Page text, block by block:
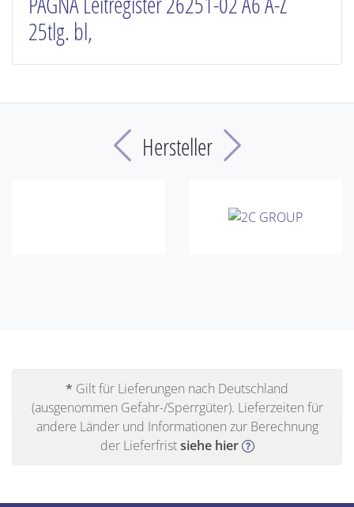
25tlg. bl,
Previous
Hersteller
* Gilt für Lieferungen nach Deutschland
(ausgenommen Gefahr-/Sperrgüter). Lieferzeiten für
andere Länder und Informationen zur Berechnung
der Lieferfristsiehe hier